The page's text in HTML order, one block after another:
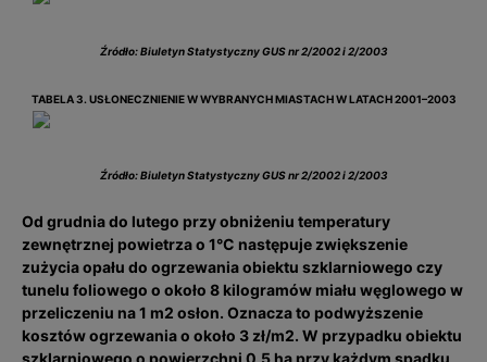
Źródło: Biuletyn Statystyczny GUS nr 2/2002 i 2/2003
TABELA 3. USŁONECZNIENIE W WYBRANYCH MIASTACH W LATACH 2001–2003
Źródło: Biuletyn Statystyczny GUS nr 2/2002 i 2/2003
Od grudnia do lutego przy obniżeniu temperatury
zewnętrznej powietrza o 1°C następuje zwiększenie
zużycia opału do ogrzewania obiektu szklarniowego czy
tunelu foliowego o około 8 kilogramów miału węglowego w
przeliczeniu na 1 m2 osłon. Oznacza to podwyższenie
kosztów ogrzewania o około 3 zł/m2. W przypadku obiektu
szklarniowego o powierzchni 0,5 ha przy każdym spadku